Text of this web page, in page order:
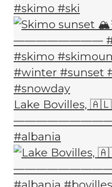
#skimo #ski
Lake Bovilles,
#albania